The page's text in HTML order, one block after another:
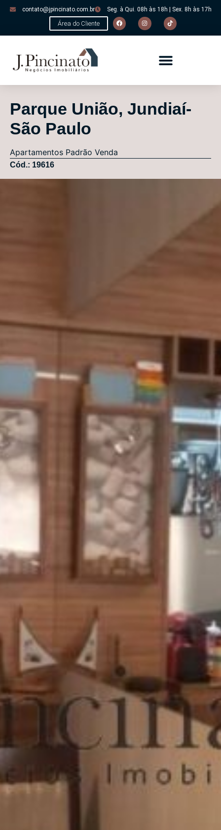
contato@jpincinato.com.br Seg. à Qui. 08h às 18h | Sex. 8h às 17h
Área do Cliente
Parque União, Jundiaí-
São Paulo
Apartamentos Padrão Venda
Cód.: 19616